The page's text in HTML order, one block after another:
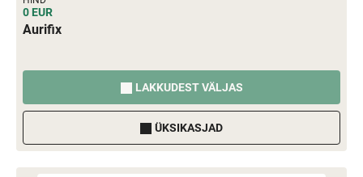
0 EUR
Aurifix
LAKKUDEST VÄLJAS
ÜKSIKASJAD